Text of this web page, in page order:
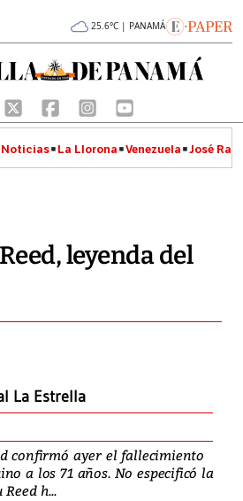
25.6°C | PANAMÁ
La Llorona Venezuela José
leyenda del
La Estrella
confirmó ayer el fallecimiento
a los 71 años. No especificó la
h...